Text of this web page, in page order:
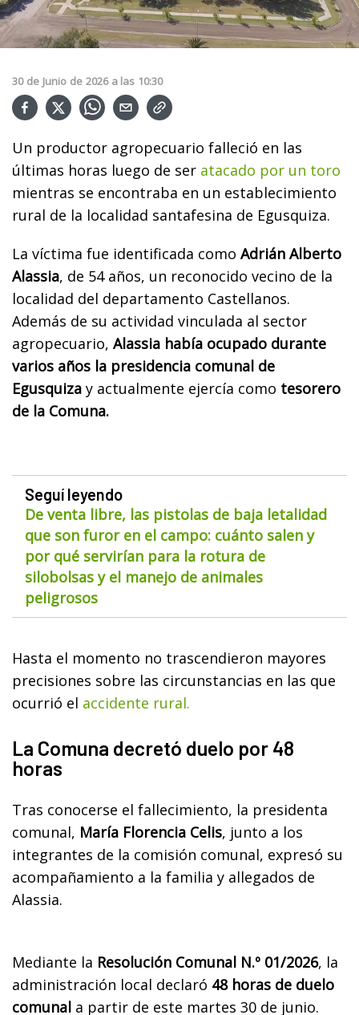
30 de Junio de 2026 a las 10:30
Un productor agropecuario falleció en las
últimas horas luego de ser atacado por un toro
mientras se encontraba en un establecimiento
rural de la localidad santafesina de Egusquiza.
La víctima fue identificada como Adrián Alberto
Alassia, de 54 años, un reconocido vecino de la
localidad del departamento Castellanos.
Además de su actividad vinculada al sector
agropecuario, Alassia había ocupado durante
varios años la presidencia comunal de
Egusquiza y actualmente ejercía como tesorero
de la Comuna.
Seguí leyendo
De venta libre, las pistolas de baja letalidad
que son furor en el campo: cuánto salen y
por qué servirían para la rotura de
silobolsas y el manejo de animales
peligrosos
Hasta el momento no trascendieron mayores
precisiones sobre las circunstancias en las que
ocurrió el accidente rural.
La Comuna decretó duelo por 48
horas
Tras conocerse el fallecimiento, la presidenta
comunal, María Florencia Celis, junto a los
integrantes de la comisión comunal, expresó su
acompañamiento a la familia y allegados de
Alassia.
Mediante la Resolución Comunal N.º 01/2026, la
administración local declaró 48 horas de duelo
comunal a partir de este martes 30 de junio.